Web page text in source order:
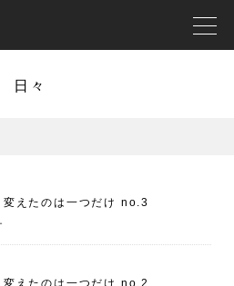
日々
変えたのは一つだけ no.3
変えたのは一つだけ no.2